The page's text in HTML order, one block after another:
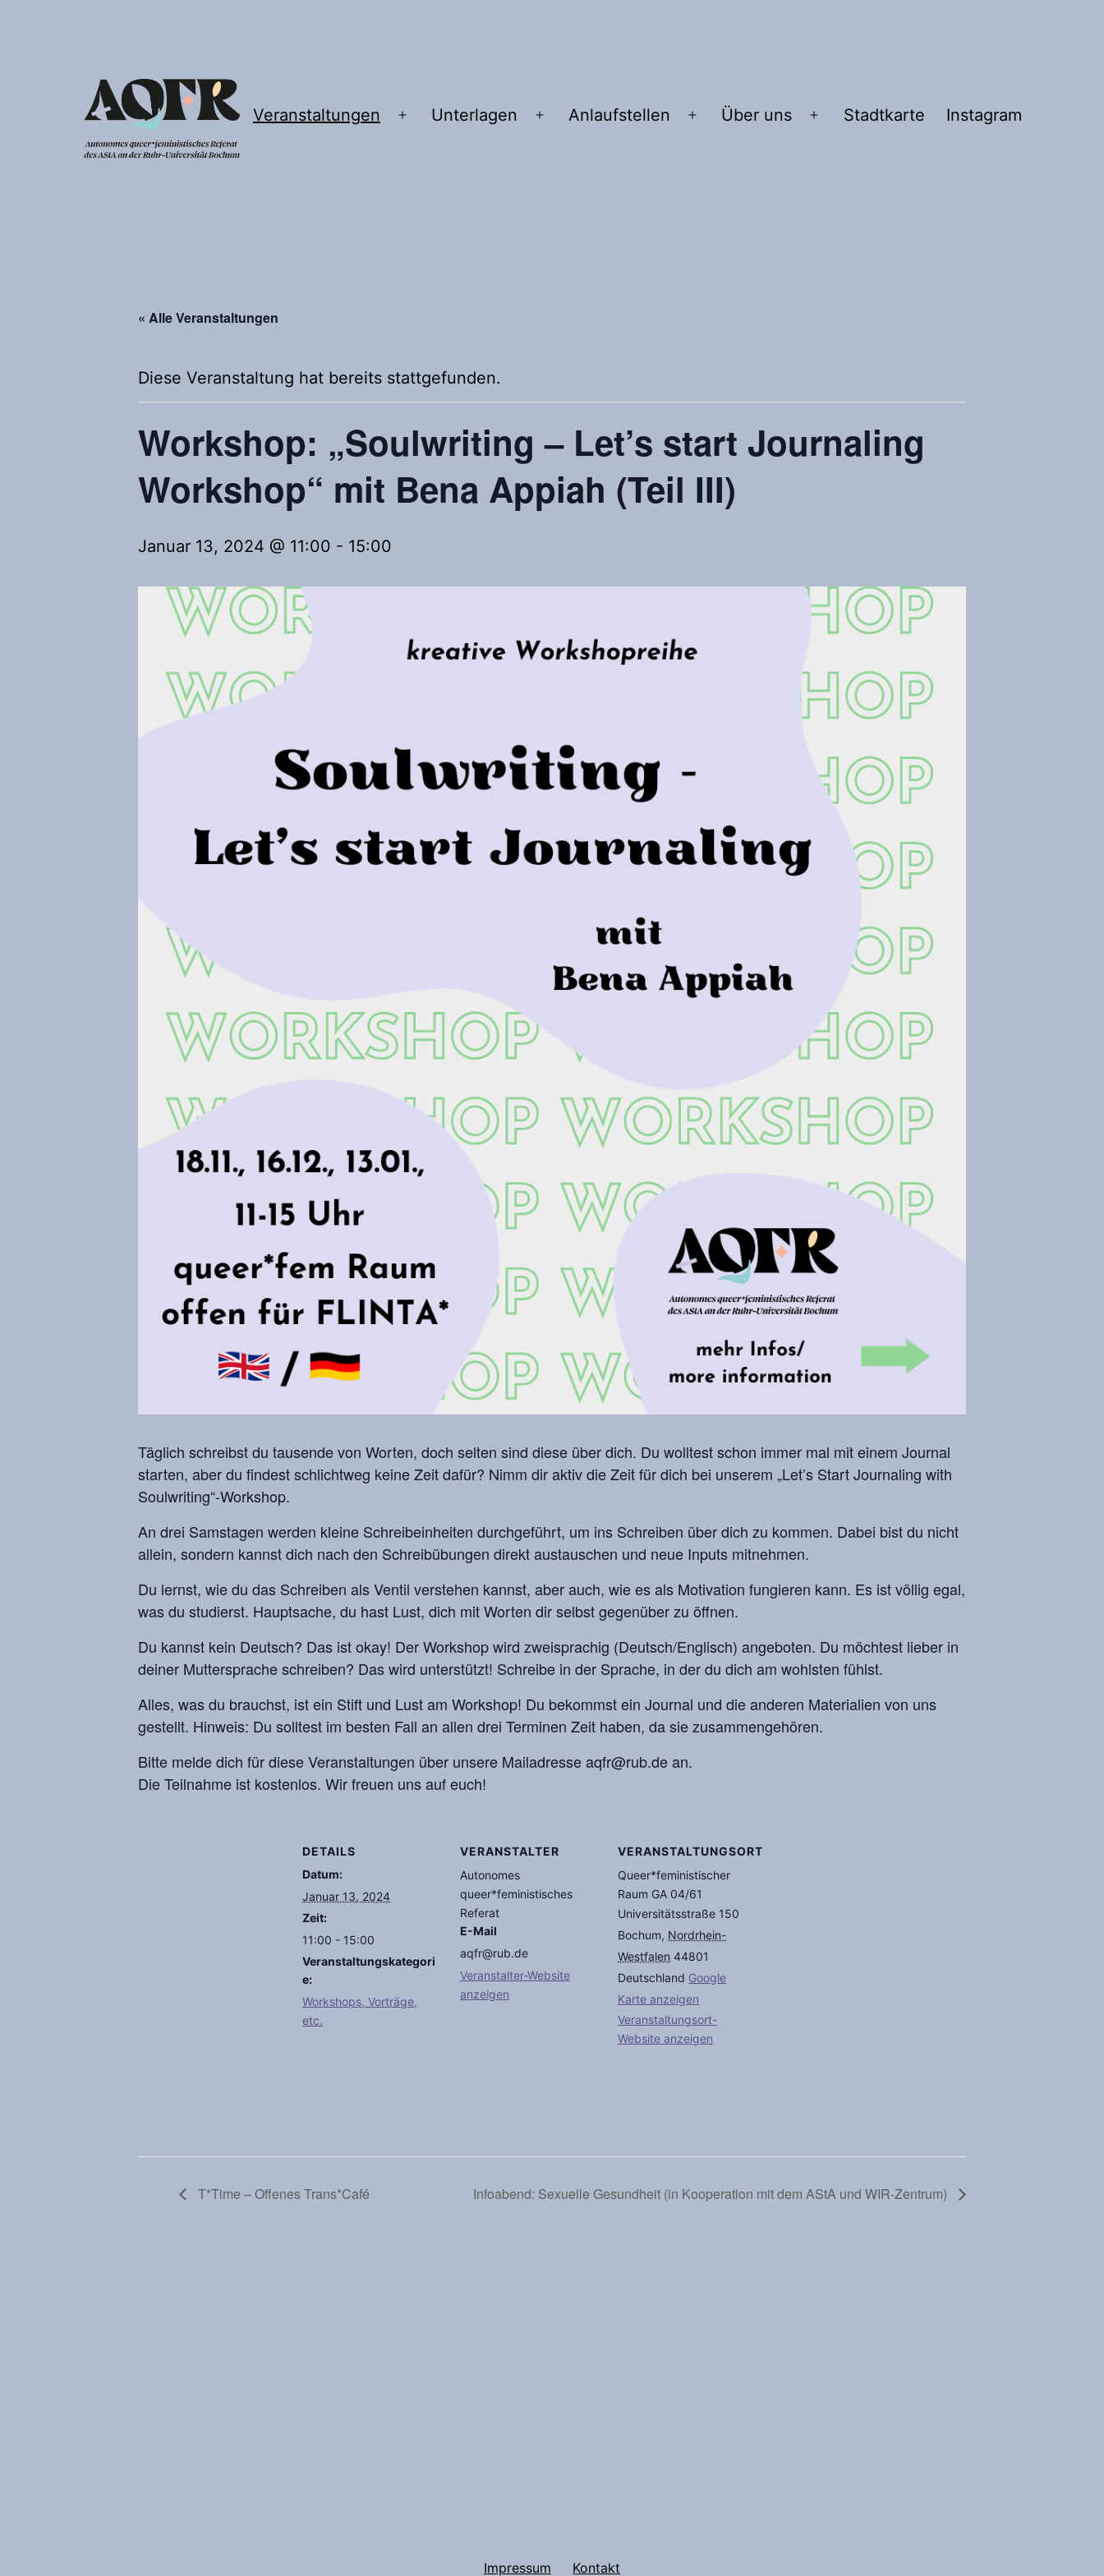
Veranstaltungen
Menü
Unterlagen
Menü
Anlaufstellen
Menü
Über uns
Menü
Stadtkarte Instagram
« Alle Veranstaltungen
Diese Veranstaltung hat bereits stattgefunden.
Workshop: „Soulwriting – Let’s start Journaling
Workshop“ mit Bena Appiah (Teil III)
Januar 13, 2024 @ 11:00 - 15:00
Täglich schreibst du tausende von Worten, doch selten sind diese über dich. Du wolltest schon immer mal mit einem Journal
starten, aber du findest schlichtweg keine Zeit dafür? Nimm dir aktiv die Zeit für dich bei unserem „Let’s Start Journaling with
Soulwriting“-Workshop.
An drei Samstagen werden kleine Schreibeinheiten durchgeführt, um ins Schreiben über dich zu kommen. Dabei bist du nicht
allein, sondern kannst dich nach den Schreibübungen direkt austauschen und neue Inputs mitnehmen.
Du lernst, wie du das Schreiben als Ventil verstehen kannst, aber auch, wie es als Motivation fungieren kann. Es ist völlig egal,
was du studierst. Hauptsache, du hast Lust, dich mit Worten dir selbst gegenüber zu öffnen.
Du kannst kein Deutsch? Das ist okay! Der Workshop wird zweisprachig (Deutsch/Englisch) angeboten. Du möchtest lieber in
deiner Muttersprache schreiben? Das wird unterstützt! Schreibe in der Sprache, in der du dich am wohlsten fühlst.
Alles, was du brauchst, ist ein Stift und Lust am Workshop! Du bekommst ein Journal und die anderen Materialien von uns
gestellt. Hinweis: Du solltest im besten Fall an allen drei Terminen Zeit haben, da sie zusammengehören.
Bitte melde dich für diese Veranstaltungen über unsere Mailadresse aqfr@rub.de an.
Die Teilnahme ist kostenlos. Wir freuen uns auf euch!
DETAILS
Datum:
Januar 13, 2024
Zeit:
11:00 - 15:00
Veranstaltungskategori
e:
Workshops, Vorträge,
etc.
VERANSTALTER
Autonomes
queer*feministisches
Referat
E-Mail
aqfr@rub.de
Veranstalter-Website
anzeigen
VERANSTALTUNGSORT
Queer*feministischer
Raum GA 04/61
Universitätsstraße 150
Bochum, Nordrhein-
Westfalen 44801
Deutschland Google
Karte anzeigen
Veranstaltungsort-
Website anzeigen
T*Time – Offenes Trans*Café Infoabend: Sexuelle Gesundheit (in Kooperation mit dem AStA und WIR-Zentrum)
Impressum Kontakt